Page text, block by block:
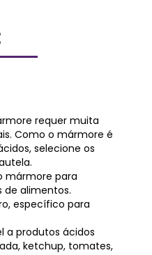
requer muita
Como o mármore é
selecione os
mármore para
de alimentos.
específico para
a produtos ácidos
ketchup, tomates,